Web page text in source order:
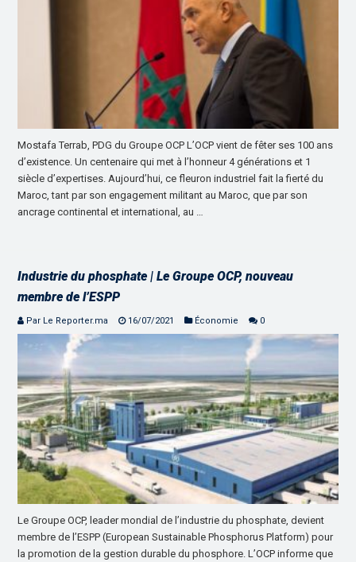
Mostafa Terrab, PDG du Groupe OCP L’OCP vient de fêter ses 100 ans
d’existence. Un centenaire qui met à l’honneur 4 générations et 1
siècle d’expertises. Aujourd’hui, ce fleuron industriel fait la fierté du
Maroc, tant par son engagement militant au Maroc, que par son
ancrage continental et international, au …
Industrie du phosphate | Le Groupe OCP, nouveau
membre de l’ESPP
Par Le Reporter.ma 16/07/2021 Économie 0
Le Groupe OCP, leader mondial de l’industrie du phosphate, devient
membre de l’ESPP (European Sustainable Phosphorus Platform) pour
la promotion de la gestion durable du phosphore. L’OCP informe que